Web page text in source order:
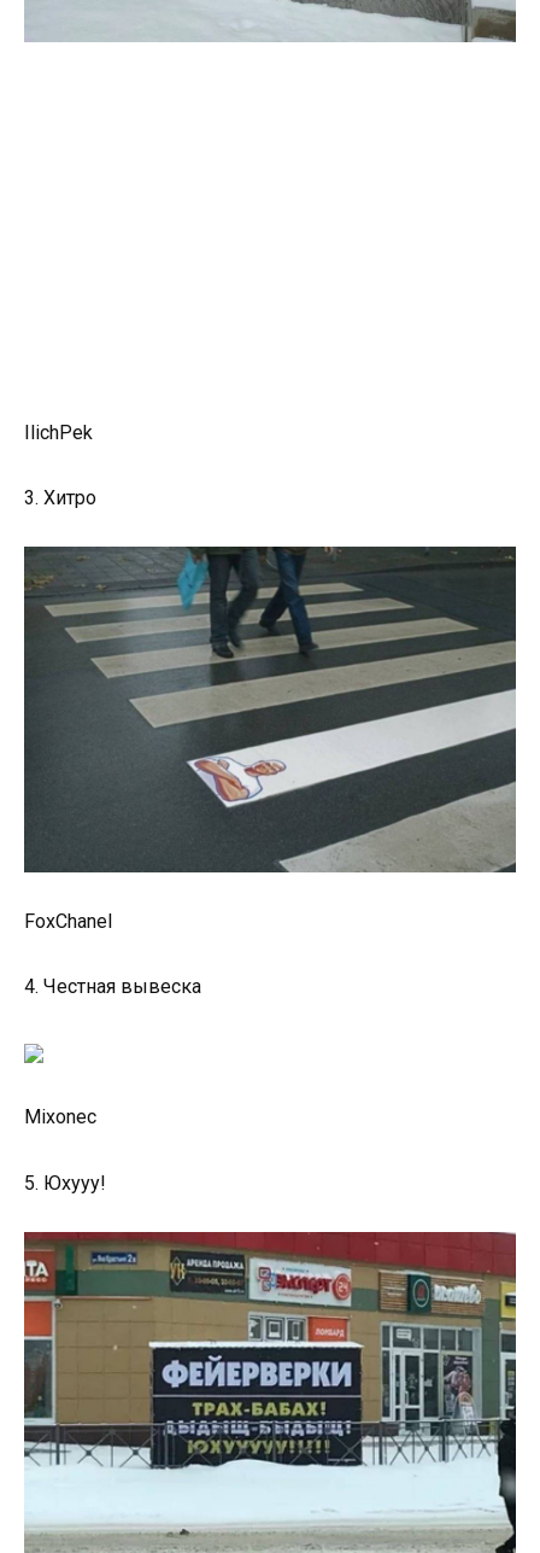
IlichPek
3. Хитро
FoxChanel
4. Честная вывеска
Mixonec
5. Юхууу!